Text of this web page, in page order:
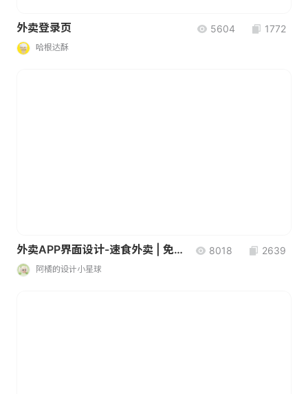
外卖登录页 5604 1772
哈根达酥
外卖APP界面设计-速食外卖 | 免费UI设计素材 8018 2639
阿橘的设计小星球